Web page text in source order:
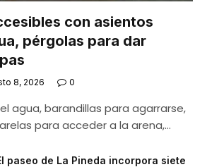
con asientos
pérgolas para dar
8, 2026 0
agua, barandillas para agarrarse,
para acceder a la arena,…
paseo de La Pineda incorpora siete